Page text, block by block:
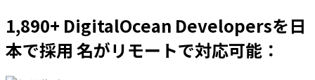
1,890+ DigitalOcean Developersを日
本で採用 名がリモートで対応可能：